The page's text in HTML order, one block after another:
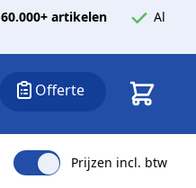
60.000+ artikelen
Al
Offerte
Prijzen incl. btw